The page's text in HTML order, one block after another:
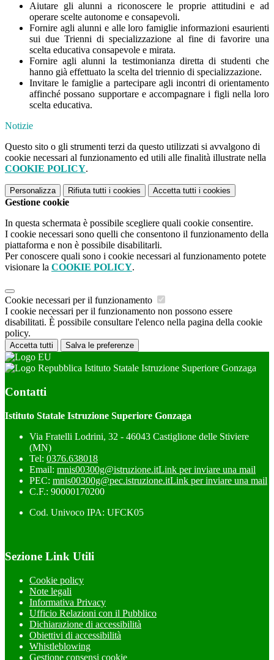
Aiutare gli alunni a riconoscere le proprie attitudini e ad
operare scelte autonome e consapevoli.
Fornire agli alunni e alle loro famiglie informazioni esaurienti
sui due Trienni di specializzazione al fine di favorire una
scelta educativa consapevole e mirata.
Fornire agli alunni la testimonianza diretta di studenti che
hanno già effettuato la scelta del triennio di specializzazione.
Invitare le famiglie a partecipare agli incontri di orientamento
affinché possano supportare e accompagnare i figli nella loro
scelta educativa.
Notizie
Questo sito o gli strumenti terzi da questo utilizzati si avvalgono di
cookie necessari al funzionamento ed utili alle finalità illustrate nella
COOKIE POLICY.
Personalizza Rifiuta tutti i cookies Accetta tutti i cookies
Gestione cookie
In questa schermata è possibile scegliere quali cookie consentire.
I cookie necessari sono quelli che consentono il funzionamento della
piattaforma e non è possibile disabilitarli.
Per conoscere quali sono i cookie necessari al funzionamento potete
visionare la COOKIE POLICY.
Cookie necessari per il funzionamento
I cookie necessari per il funzionamento non possono essere
disabilitati. È possibile consultare l'elenco nella pagina della cookie
policy.
Accetta tutti Salva le preferenze
Istituto Statale Istruzione Superiore Gonzaga
Contatti
Istituto Statale Istruzione Superiore Gonzaga
Via Fratelli Lodrini, 32 - 46043 Castiglione delle Stiviere
(MN)
Tel: 0376.638018
Email: mnis00300g@istruzione.itLink per inviare una mail
PEC: mnis00300g@pec.istruzione.itLink per inviare una mail
C.F.: 90000170200
Cod. Univoco IPA: UFCK05
Sezione Link Utili
Cookie policy
Note legali
Informativa Privacy
Ufficio Relazioni con il Pubblico
Dichiarazione di accessibilità
Obiettivi di accessibilità
Whistleblowing
Gestione consensi cookie